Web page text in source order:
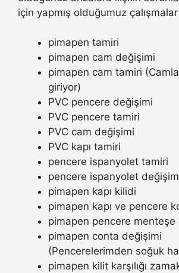
için yapmış olduğumuz çalışmalar
pimapen tamiri
pimapen cam değişimi
pimapen cam tamiri
giriyor)
PVC pencere değişimi
PVC pencere tamiri
PVC cam değişimi
PVC kapı tamiri
pencere ispanyolet tamiri
pencere ispanyolet
pimapen kapı kilidi
pimapen kapı ve pencere
pimapen pencere menteşe
pimapen conta değişimi
(Pencerelerimden soğuk
pimapen kilit karşılığı